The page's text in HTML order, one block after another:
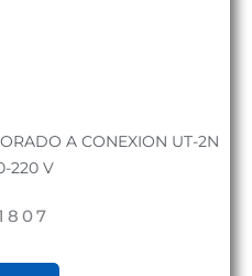
A CONEXION UT-2N
220 V